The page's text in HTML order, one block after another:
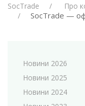
SocTrade Про
SocTrade —
Новини 2026
Новини 2025
Новини 2024